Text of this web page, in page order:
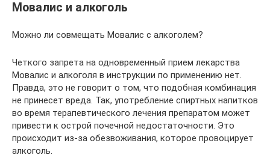
Мовалис и алкоголь
Можно ли совмещать Мовалис с алкоголем?
Четкого запрета на одновременный прием лекарства
Мовалис и алкоголя в инструкции по применению нет.
Правда, это не говорит о том, что подобная комбинация
не принесет вреда. Так, употребление спиртных напитков
во время терапевтического лечения препаратом может
привести к острой почечной недостаточности. Это
происходит из-за обезвоживания, которое провоцирует
алкоголь.